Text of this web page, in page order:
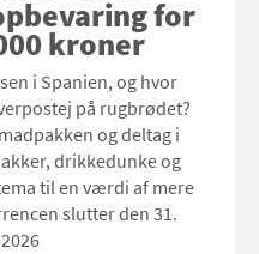
for
kroner
i Spanien, og hvor
på rugbrødet?
og deltag i
drikkedunke og
til en værdi af mere
slutter den 31.